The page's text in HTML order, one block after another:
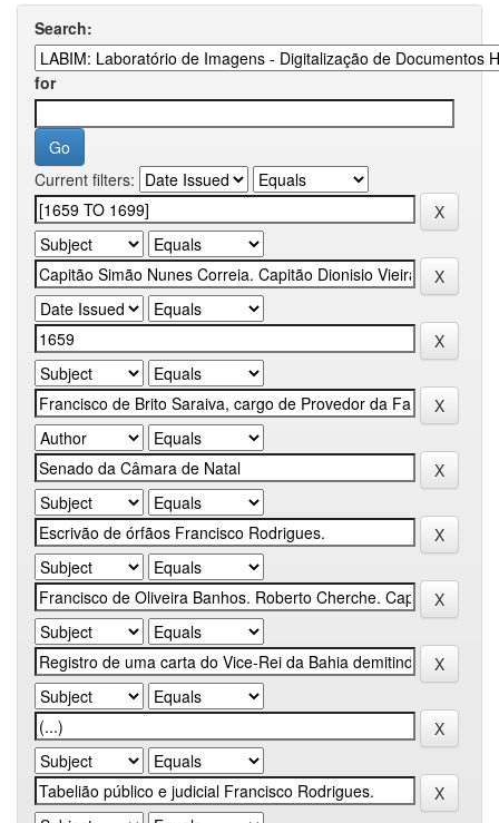
Search:
for
Current filters: